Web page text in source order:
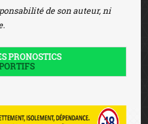
de son auteur, ni
PRONOSTICS